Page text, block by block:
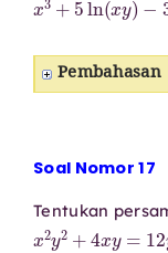
Pembahasan
Soal Nomor 17
Tentukan
x2 y2 4 y 12y